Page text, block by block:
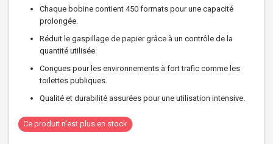
Chaque bobine contient 450 formats pour une capacité
prolongée.
Réduit le gaspillage de papier grâce à un contrôle de la
quantité utilisée.
Conçues pour les environnements à fort trafic comme les
toilettes publiques.
Qualité et durabilité assurées pour une utilisation intensive.
Ce produit n'est plus en stock